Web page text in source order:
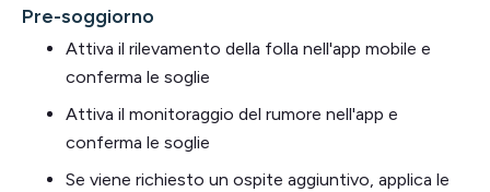
Pre-soggiorno
Attiva il rilevamento della folla nell'app mobile e
conferma le soglie
Attiva il monitoraggio del rumore nell'app e
conferma le soglie
Se viene richiesto un ospite aggiuntivo, applica le